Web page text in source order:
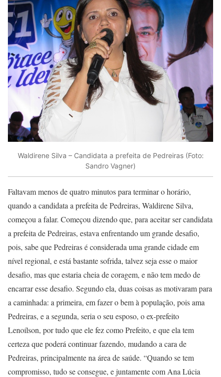
Waldirene Silva – Candidata a prefeita de Pedreiras (Foto:
Sandro Vagner)
Faltavam menos de quatro minutos para terminar o horário,
quando a candidata a prefeita de Pedreiras, Waldirene Silva,
começou a falar. Começou dizendo que, para aceitar ser candidata
a prefeita de Pedreiras, estava enfrentando um grande desafio,
pois, sabe que Pedreiras é considerada uma grande cidade em
nível regional, e está bastante sofrida, talvez seja esse o maior
desafio, mas que estaria cheia de coragem, e não tem medo de
encarrar esse desafio. Segundo ela, duas coisas as motivaram para
a caminhada: a primeira, em fazer o bem à população, pois ama
Pedreiras, e a segunda, seria o seu esposo, o ex-prefeito
Lenoílson, por tudo que ele fez como Prefeito, e que ela tem
certeza que poderá continuar fazendo, mudando a cara de
Pedreiras, principalmente na área de saúde. “Quando se tem
compromisso, tudo se consegue, e juntamente com Ana Lúcia